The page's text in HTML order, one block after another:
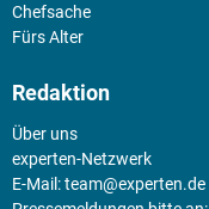
Chefsache
Fürs Alter
Redaktion
Über uns
experten-Netzwerk
E-Mail:team@experten.de